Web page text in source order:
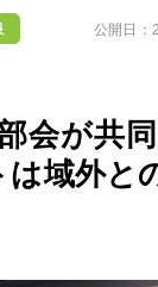
会が共
域外と
公開日：